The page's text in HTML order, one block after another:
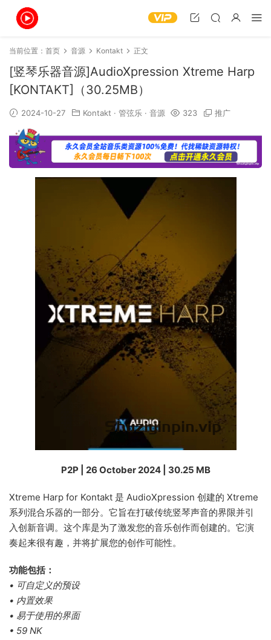
当前位置： 首页 音源 Kontakt 正文
[竖琴乐器音源]AudioXpression Xtreme Harp
[KONTAKT]（30.25MB）
2024-10-27 Kontakt · 管弦乐 · 音源 323 推广
P2P | 26 October 2024 | 30.25 MB
Xtreme Harp for Kontakt 是 AudioXpression 创建的 Xtreme
系列混合乐器的一部分。它旨在打破传统竖琴声音的界限并引
入创新音调。这个库是为了激发您的音乐创作而创建的。它演
奏起来很有趣，并将扩展您的创作可能性。
功能包括：
• 可自定义的预设
• 内置效果
• 易于使用的界面
• 59 NK